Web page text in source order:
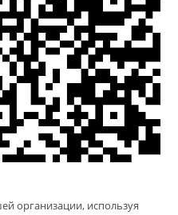
организации, используя